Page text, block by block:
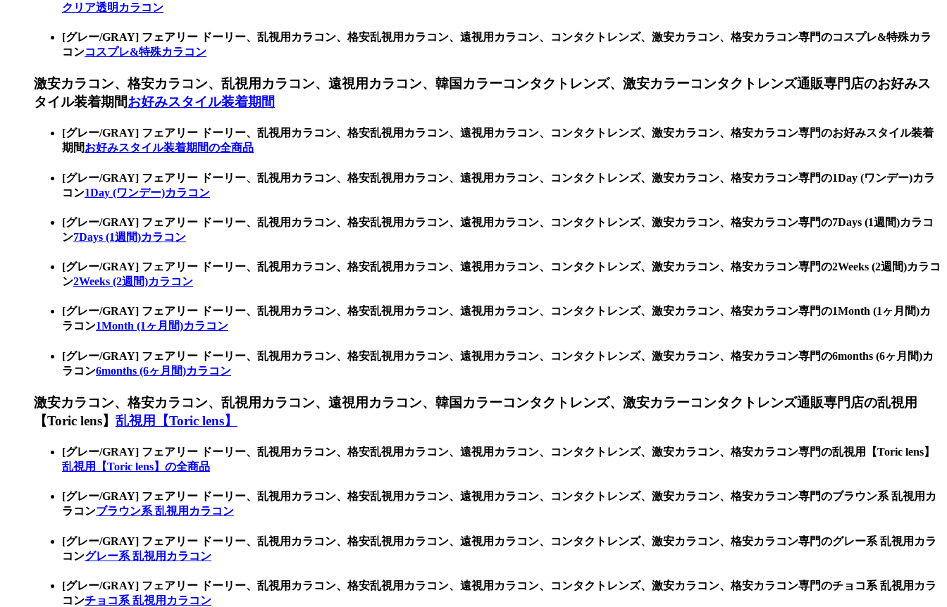
クリア透明カラコン
[グレー/GRAY] フェアリー ドーリー、乱視用カラコン、格安乱視用カラコン、遠視用カラコン、コンタクトレンズ、激安カラコン、格安カラコン専門のコスプレ&特殊カラ
コンコスプレ&特殊カラコン
激安カラコン、格安カラコン、乱視用カラコン、遠視用カラコン、韓国カラーコンタクトレンズ、激安カラーコンタクトレンズ通販専門店のお好みス
タイル装着期間お好みスタイル装着期間
[グレー/GRAY] フェアリー ドーリー、乱視用カラコン、格安乱視用カラコン、遠視用カラコン、コンタクトレンズ、激安カラコン、格安カラコン専門のお好みスタイル装着
期間お好みスタイル装着期間の全商品
[グレー/GRAY] フェアリー ドーリー、乱視用カラコン、格安乱視用カラコン、遠視用カラコン、コンタクトレンズ、激安カラコン、格安カラコン専門の1Day (ワンデー)カラ
コン1Day (ワンデー)カラコン
[グレー/GRAY] フェアリー ドーリー、乱視用カラコン、格安乱視用カラコン、遠視用カラコン、コンタクトレンズ、激安カラコン、格安カラコン専門の7Days (1週間)カラコ
ン7Days (1週間)カラコン
[グレー/GRAY] フェアリー ドーリー、乱視用カラコン、格安乱視用カラコン、遠視用カラコン、コンタクトレンズ、激安カラコン、格安カラコン専門の2Weeks (2週間)カラコ
ン2Weeks (2週間)カラコン
[グレー/GRAY] フェアリー ドーリー、乱視用カラコン、格安乱視用カラコン、遠視用カラコン、コンタクトレンズ、激安カラコン、格安カラコン専門の1Month (1ヶ月間)カ
ラコン1Month (1ヶ月間)カラコン
[グレー/GRAY] フェアリー ドーリー、乱視用カラコン、格安乱視用カラコン、遠視用カラコン、コンタクトレンズ、激安カラコン、格安カラコン専門の6months (6ヶ月間)カ
ラコン6months (6ヶ月間)カラコン
激安カラコン、格安カラコン、乱視用カラコン、遠視用カラコン、韓国カラーコンタクトレンズ、激安カラーコンタクトレンズ通販専門店の乱視用
【Toric lens】 乱視用【Toric lens】
[グレー/GRAY] フェアリー ドーリー、乱視用カラコン、格安乱視用カラコン、遠視用カラコン、コンタクトレンズ、激安カラコン、格安カラコン専門の乱視用【Toric lens】
乱視用【Toric lens】の全商品
[グレー/GRAY] フェアリー ドーリー、乱視用カラコン、格安乱視用カラコン、遠視用カラコン、コンタクトレンズ、激安カラコン、格安カラコン専門のブラウン系 乱視用カ
ラコンブラウン系 乱視用カラコン
[グレー/GRAY] フェアリー ドーリー、乱視用カラコン、格安乱視用カラコン、遠視用カラコン、コンタクトレンズ、激安カラコン、格安カラコン専門のグレー系 乱視用カラ
コングレー系 乱視用カラコン
[グレー/GRAY] フェアリー ドーリー、乱視用カラコン、格安乱視用カラコン、遠視用カラコン、コンタクトレンズ、激安カラコン、格安カラコン専門のチョコ系 乱視用カラ
コンチョコ系 乱視用カラコン